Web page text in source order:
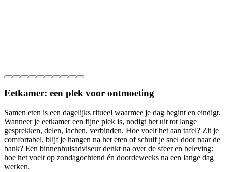
Eetkamer: een plek voor ontmoeting
Samen eten is een dagelijks ritueel waarmee je dag begint en eindigt.
Wanneer je eetkamer een fijne plek is, nodigt het uit tot lange
gesprekken, delen, lachen, verbinden. Hoe voelt het aan tafel? Zit je
comfortabel, blijf je hangen na het eten of schuif je snel door naar de
bank? Een binnenhuisadviseur denkt na over de sfeer en beleving:
hoe het voelt op zondagochtend én doordeweeks na een lange dag
werken.